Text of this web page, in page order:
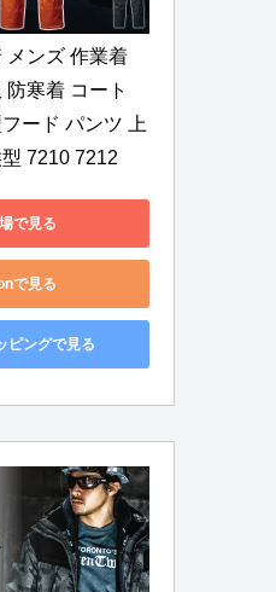
メンズ 作業着
寒着 コート
ード パンツ 上
7210 7212
で見る
で見る
ピングで見る